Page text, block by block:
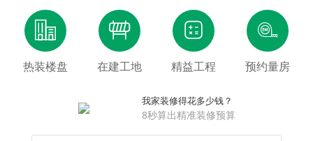

热装楼盘

在建工地

精益工程

预约量房
我家装修得花多少钱？
8秒算出精准装修预算